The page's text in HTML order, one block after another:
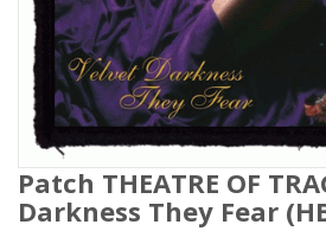
Patch THEATRE OF
Darkness They Fear